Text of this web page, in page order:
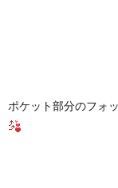
ポケット部分のフォ